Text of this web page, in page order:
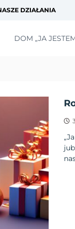
DZIAŁANIA
DOM „JA